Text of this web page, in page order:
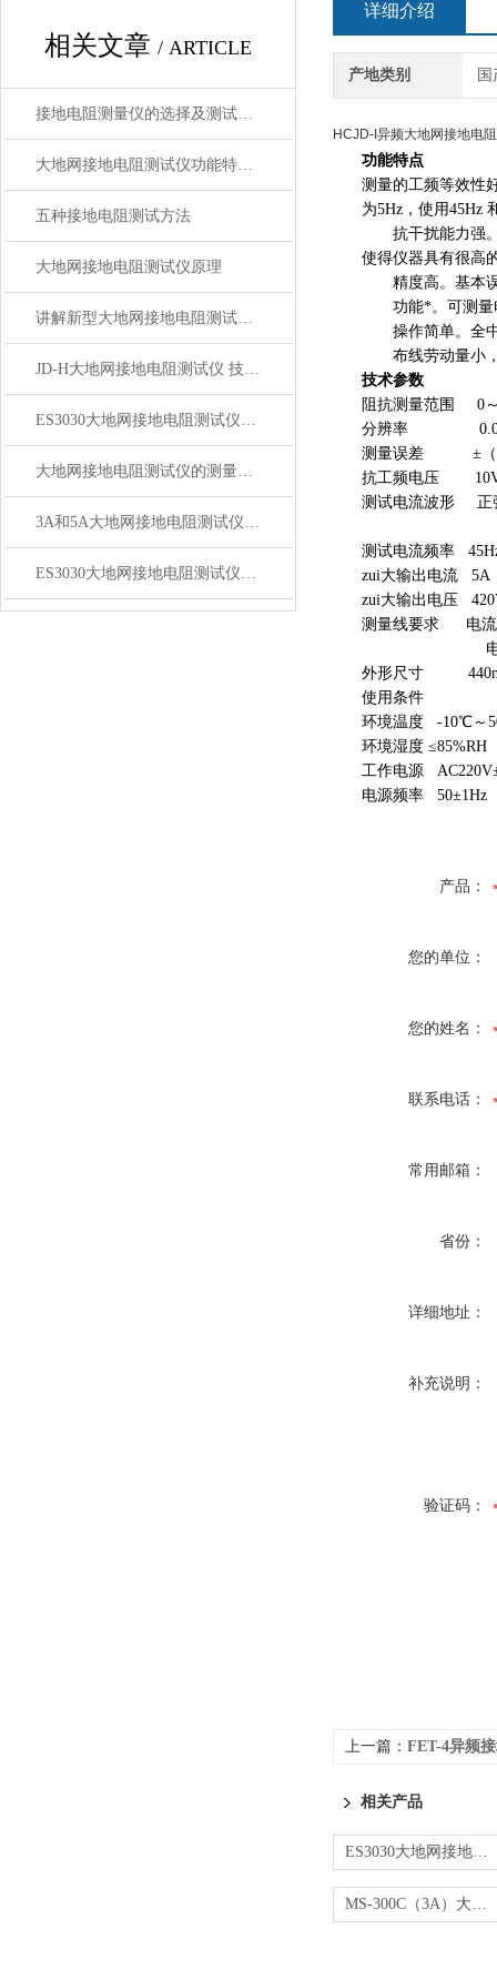
相关文章 / ARTICLE
接地电阻测量仪的选择及测试注意事项
大地网接地电阻测试仪功能特点与技术参数
五种接地电阻测试方法
大地网接地电阻测试仪原理
讲解新型大地网接地电阻测试仪 技术参数
JD-H大地网接地电阻测试仪 技术参数
ES3030大地网接地电阻测试仪技术参数
大地网接地电阻测试仪的测量范围是多少
3A和5A大地网接地电阻测试仪哪种好
ES3030大地网接地电阻测试仪量程与技术规格
详细介绍
产地类别 国
HCJD-I异频大地网接地电
功能特点
测量的工频等效性
为5Hz，使用45Hz
抗干扰能力强。
使得仪器具有很高
精度高。基本误
功能*。可测量电
操作简单。全中
布线劳动量小，
技术参数
阻抗测量范围 0
分辨率
测量误差 ±（2
抗工频电压
测试电流波形 正
测试电流频率
zui大输出电流 5A
zui大输出电压
测量线要求 电流
电压线铜
外形尺寸
使用条件
环境温度 -10℃～
环境湿度 ≤85%RH
工作电源
电源频率 50±1Hz
产品：
您的单位：
您的姓名：
联系电话：
常用邮箱：
省份：
详细地址：
补充说明：
验证码：
上一篇： FET-4异频
相关产品
ES3030大地网接地电阻测试仪
MS-300C（3A）大地网接地电阻测试仪